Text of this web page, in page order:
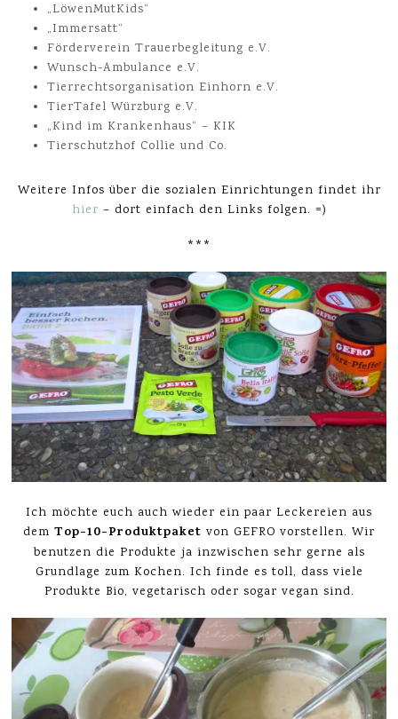
„LöwenMutKids“
„Immersatt“
Förderverein Trauerbegleitung e.V.
Wunsch-Ambulance e.V.
Tierrechtsorganisation Einhorn e.V.
TierTafel Würzburg e.V.
„Kind im Krankenhaus“ – KIK
Tierschutzhof Collie und Co.
Weitere Infos über die sozialen Einrichtungen findet ihr
hier – dort einfach den Links folgen. =)
***
Ich möchte euch auch wieder ein paar Leckereien aus
dem Top-10-Produktpaket von GEFRO vorstellen. Wir
benutzen die Produkte ja inzwischen sehr gerne als
Grundlage zum Kochen. Ich finde es toll, dass viele
Produkte Bio, vegetarisch oder sogar vegan sind.